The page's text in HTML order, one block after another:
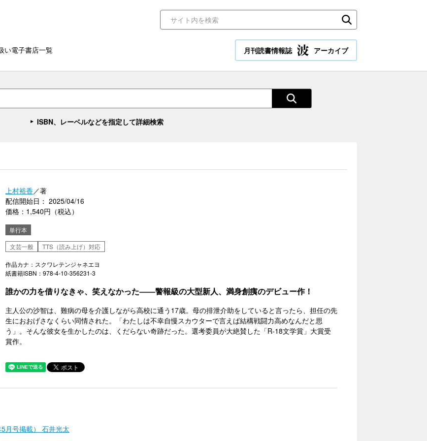
い電子書店一覧 月刊読書情報誌 アーカイブ
ISBN、レーベルなどを指定して詳細検索
上村裕香／著
配信開始日： 2025/04/16
価格：1,540円（税込）
単行本
文芸一般
TTS（読み上げ）対応
作品カナ：スクワレテンジャネエヨ
紙書籍ISBN：978-4-10-356231-3
誰かの力を借りなきゃ、笑えなかった――警報級の大型新人、満身創痍のデビュー作！
主人公の沙智は、難病の母を介護しながら高校に通う17歳。母の排泄介助をしていると言ったら、担任の先
生におおげさなくらい同情された。「わたしは不幸自慢スカウターで言えば結構戦闘力高めなんだと思
う」。そんな彼女を生かしたのは、くだらない奇跡だった。選考委員が大絶賛した「R-18文学賞」大賞受
賞作。
月号掲載） 石井光太